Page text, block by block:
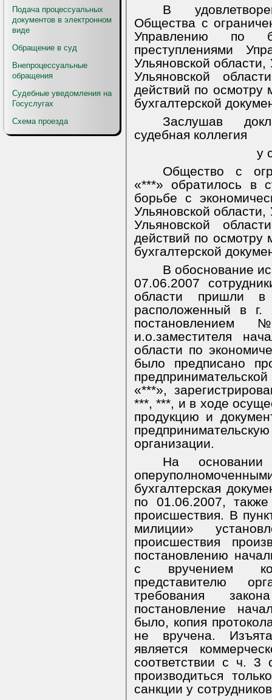
Подача процессуальных
документов в электронном
виде
Обращение в суд
Внепроцессуальные
обращения
Судебные уведомления на
Госуслугах
Схема проезда
В
Общества с
Управлению по
преступлениями
Ульяновской
Ульяновской
действий по осмотру
бухгалтерской
Заслушав
судебная коллегия
у
Общество с
«***» обратилось в
борьбе с
Ульяновской
Ульяновской
действий по осмотру
бухгалтерской
В обоснование
07.06.2007
области пришли
расположенный в
и.о.заместителя
области по
было предписано
«***»,
***, ***, и в ходе
продукцию и
организации.
На основании
бухгалтерская
по 01.06.2007,
происшествия. В
милиции»
происшествия
постановлению
с вручением
представителю
требования
постановление
было, копия
не вручена.
является
соответствии с ч.
производиться
санкции у